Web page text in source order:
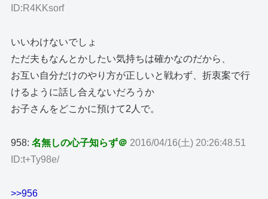
ID:R4KKsorf
いいわけないでしょ
ただ夫もなんとかしたい気持ちは確かなのだから、
お互い自分だけのやり方が正しいと戦わず、折衷案で行
けるように話し合えないだろうか
お子さんをどこかに預けて2人で。
958:名無しの心子知らず＠ 2016/04/16(土) 20:26:48.51
ID:t+Ty98e/
>>956